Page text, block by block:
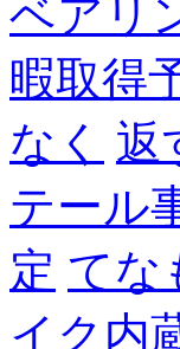
ベアリ
暇取得
なく
返
テール
定 てな
イク内